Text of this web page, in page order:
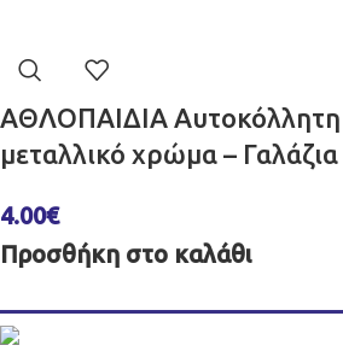
ΑΘΛΟΠΑΙΔΙΑ Αυτοκόλλητη
μεταλλικό χρώμα –
4.00€
Προσθήκη στο καλάθι